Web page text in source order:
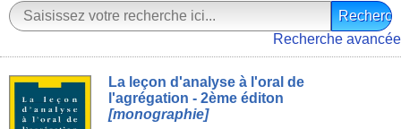
Recherche avancée
La leçon d'analyse à l'oral de
l'agrégation - 2ème éditon
[monographie]